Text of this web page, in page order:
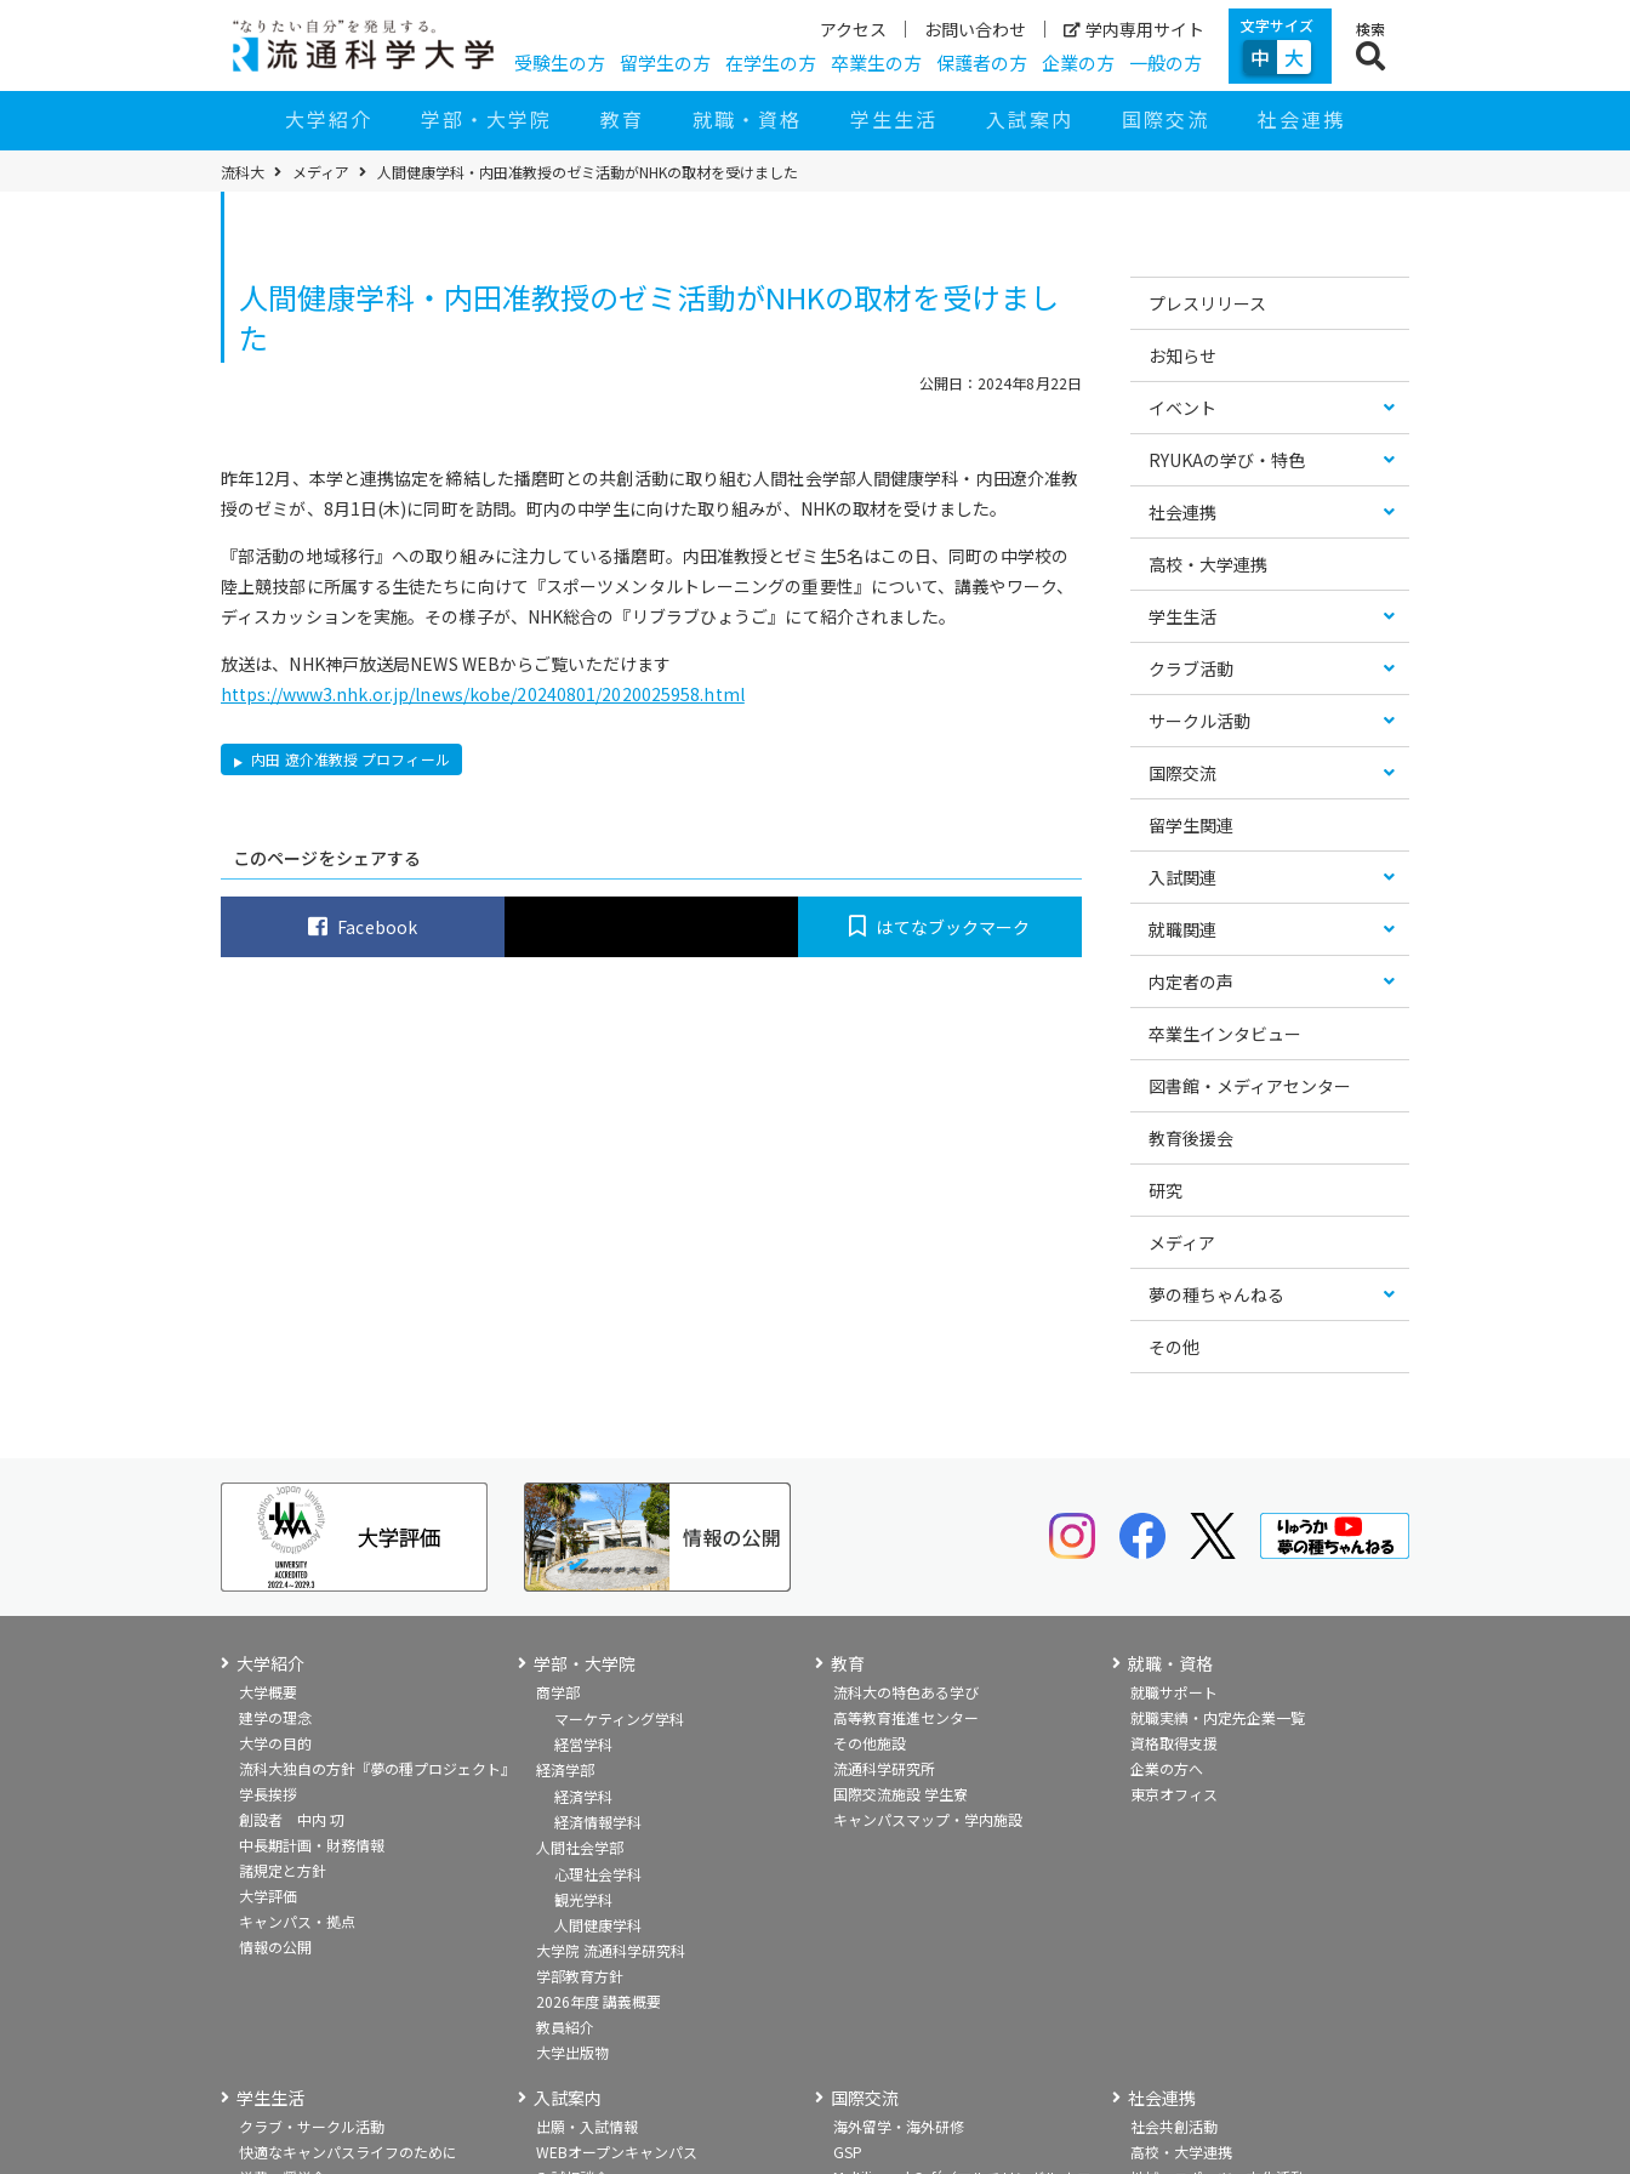
へ
アクセス お問い合わせ 学内専用サイト
受験生の方 留学生の方 在学生の方 卒業生の方 保護者の方 企業の方 一般の方
文字サイズ
中 大
検索
大学紹介 学部・大学院 教育 就職・資格 学生生活 入試案内 国際交流 社会連携
パ
ン
流科大 メディア 人間健康学科・内田准教授のゼミ活動がNHKの取材を受けました
人間健康学科・内田准教授のゼミ活動がNHKの取材を受けまし
た
公開日：2024年8月22日
昨年12月、本学と連携協定を締結した播磨町との共創活動に取り組む人間社会学部人間健康学科・内田遼介准教
授のゼミが、8月1日(木)に同町を訪問。町内の中学生に向けた取り組みが、NHKの取材を受けました。
『部活動の地域移行』への取り組みに注力している播磨町。内田准教授とゼミ生5名はこの日、同町の中学校の
陸上競技部に所属する生徒たちに向けて『スポーツメンタルトレーニングの重要性』について、講義やワーク、
ディスカッションを実施。その様子が、NHK総合の『リブラブひょうご』にて紹介されました。
放送は、NHK神戸放送局NEWS WEBからご覧いただけます
https://www3.nhk.or.jp/lnews/kobe/20240801/2020025958.html
内田 遼介准教授 プロフィール
このページをシェアする
Facebook はてなブックマーク
イ
ビ
シ
お
め
テ
カ
リ
ス
プレスリリース
お知らせ
イベント
RYUKAの学び・特色
社会連携
高校・大学連携
学生生活
クラブ活動
サークル活動
国際交流
留学生関連
入試関連
就職関連
内定者の声
卒業生インタビュー
図書館・メディアセンター
教育後援会
研究
メディア
夢の種ちゃんねる
その他
大学紹介
大学概要
建学の理念
大学の目的
流科大独自の方針『夢の種プロジェクト』
学長挨拶
創設者 中内 㓛
中長期計画・財務情報
諸規定と方針
大学評価
キャンパス・拠点
情報の公開
学部・大学院
商学部
マーケティング学科
経営学科
経済学部
経済学科
経済情報学科
人間社会学部
心理社会学科
観光学科
人間健康学科
大学院 流通科学研究科
学部教育方針
2026年度 講義概要
教員紹介
大学出版物
教育
流科大の特色ある学び
高等教育推進センター
その他施設
流通科学研究所
国際交流施設 学生寮
キャンパスマップ・学内施設
就職・資格
就職サポート
就職実績・内定先企業一覧
資格取得支援
企業の方へ
東京オフィス
学生生活
クラブ・サークル活動
快適なキャンパスライフのために
入試案内
出願・入試情報
WEBオープンキャンパス
国際交流
海外留学・海外研修
GSP
社会連携
社会共創活動
高校・大学連携